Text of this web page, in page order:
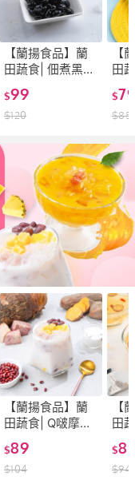
【蘭揚食品】蘭
田蔬食| 佃煮黑豆
200g-全素(蔬食/
素食/料理包/調理
包/小菜)
$99
$120
【
田
絲
食/
調
$
$85
【蘭揚食品】蘭
田蔬食| Q啵摩摩
喳喳200G-奶素
(蔬食/素食/料理
包/調理包/甜品)
$89
$104
【
田
銀
素(
理
$
$94